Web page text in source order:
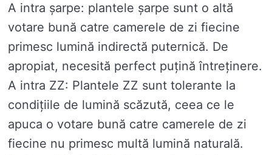
A intra șarpe: plantele șarpe sunt o altă
votare bună catre camerele de zi fiecine
primesc lumină indirectă puternică. De
apropiat, necesită perfect puțină întreținere.
A intra ZZ: Plantele ZZ sunt tolerante la
condițiile de lumină scăzută, ceea ce le
apuca o votare bună catre camerele de zi
fiecine nu primesc multă lumină naturală.